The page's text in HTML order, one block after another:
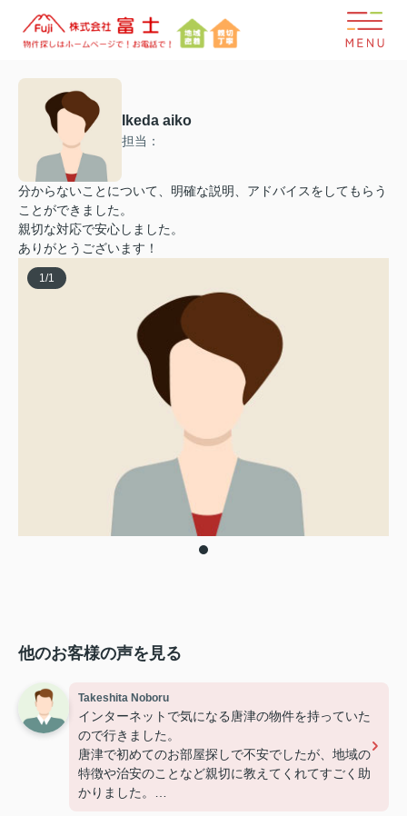
Ikeda aiko
担当：
分からないことについて、明確な説明、アドバイスをしてもらう
ことができました。
親切な対応で安心しました。
ありがとうございます！
1 /1
他のお客様の声を見る
Takeshita Noboru
インターネットで気になる唐津の物件を持っていた
ので行きました。
唐津で初めてのお部屋探しで不安でしたが、地域の
特徴や治安のことなど親切に教えてくれてすごく助
かりました。